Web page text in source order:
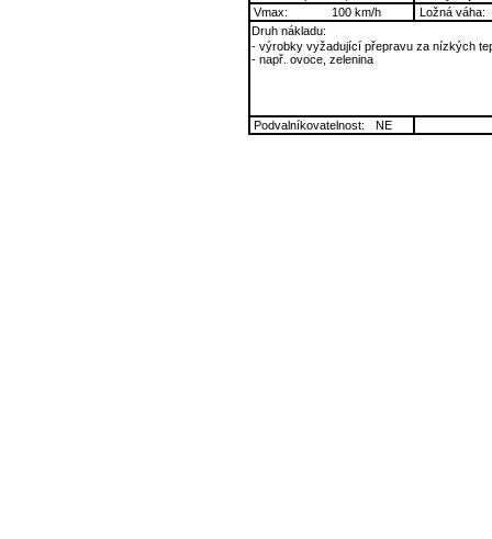
Vmax:
100 km/h
Ložná váha:
Druh nákladu:
- výrobky vyžadující přepravu za nízkých
- např. ovoce, zelenina
Podvalníkovatelnost: NE